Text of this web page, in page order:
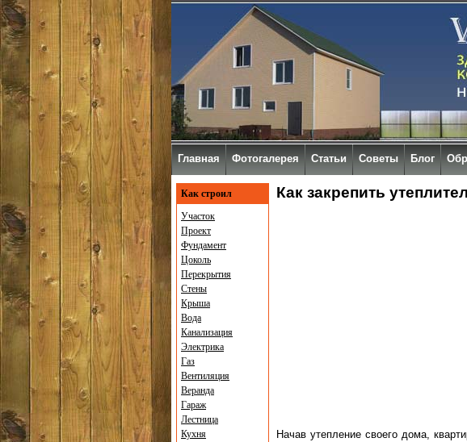
Как закрепить
Начав утепление своего дома,
Как строил
Участок
Проект
Фундамент
Цоколь
Перекрытия
Стены
Крыша
Вода
Канализация
Электрика
Газ
Вентиляция
Веранда
Гараж
Лестница
Кухня
Главная Фотогалерея Статьи Советы Блог